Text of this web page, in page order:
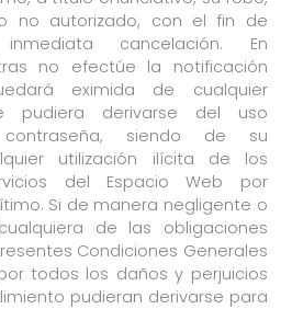
no autorizado, con el fin de
cancelación. En
no efectúe la notificación
eximida de cualquier
pudiera derivarse del uso
siendo de su
utilización ilícita de los
del Espacio Web por
Si de manera negligente o
de las obligaciones
Condiciones Generales
todos los daños y perjuicios
pudieran derivarse para